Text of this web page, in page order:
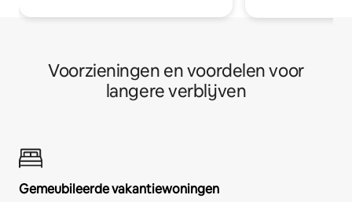
Voorzieningen en voordelen voor
langere verblijven
Gemeubileerde vakantiewoningen